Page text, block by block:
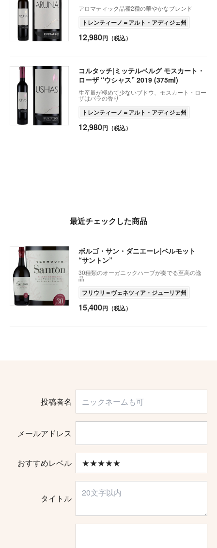
アロマティック品種2種の華やかなブレンド
トレンティーノ＝アルト・アディジェ州
12,980円（税込）
コルタッチ|ミッテルベルグ モスカート・
ローザ “ウシャス” 2019 (375ml)
生産量が極めて少ないブドウ、モスカート・ロー
ザはバラの香り
トレンティーノ＝アルト・アディジェ州
12,980円（税込）
最近チェックした商品
ボルゴ・サン・ダニエーレ|ベルモット
“サントン”
30種類のオーガニックハーブが奏でる至高の逸
品
フリウリ＝ヴェネツィア・ジューリア州
15,400円（税込）
投稿者名
メールアドレス
おすすめレベル
タイトル